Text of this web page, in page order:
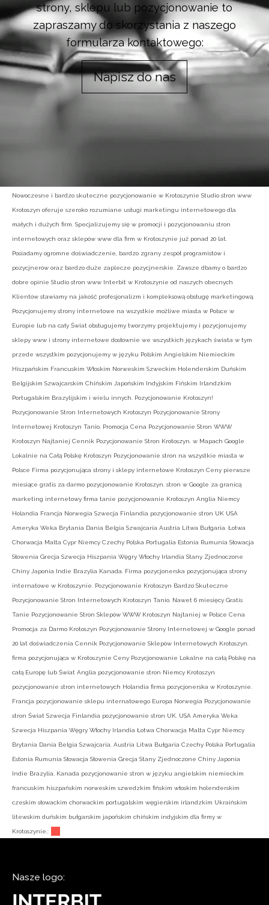
strony, sklepu lub pozycjonowanie to
zapraszamy do skorzystania z naszego
formularza kontaktowego:
Napisz do nas
Nowoczesne i bardzo skuteczne pozycjonowanie w Krotoszynie Studio stron www
Krotoszyn oferuje szeroko rozumiane usługi marketingu internetowego dla
małych i dużych firm. Specjalizujemy się w promocji i pozycjonowaniu stron
internetowych oraz sklepów www dla firm w Krotoszynie już ponad 20 lat.
Posiadamy ogromne doświadczenie, bardzo zgrany zespół programistów i
pozycjnerów oraz bardzo duże zaplecze pozycjnerskie. Zawsze dbamy o bardzo
dobre opinie Studio stron www Interbit w Krotoszynie od naszych obecnych
Klientów stawiamy na jakość profesjonalizm i kompleksową obsługę marketingową.
Pozycjonujemy strony internetowe na wszystkie możliwe miasta w Polsce w
Europie lub na cały Świat obsługujemy tworzymy projektujemy i pozycjonujemy
sklepy www i strony internetowe dosłownie we wszystkich językach świata w tym
przede wszystkim pozycjonujemy w języku Polskim Angielskim Niemieckim
Hiszpańskim Francuskim Włoskim Norweskim Szweckim Holenderskim Duńskim
Belgijskim Szwajcarskim Chińskim Japońskim Indyjskim Fińskim Irlandzkim
Portugalskim Brazylijskim i wielu innych. Pozycjonowanie Krotoszyn!
Pozycjonowanie Stron Internetowych Krotoszyn Pozycjonowanie Strony
Internetowej Krotoszyn Tanio. Promocja Cena Pozycjonowanie Stron WWW
Krotoszyn Najtaniej Cennik Pozycjonowanie Stron Krotoszyn. w Mapach Google
Lokalnie na Całą Polskę Krotoszyn Pozycjonowanie stron na wszystkie miasta w
Polsce Firma pozycjonująca strony i sklepy internetowe Krotoszyn Ceny pierwsze
miesiące gratis za darmo pozycjonowanie Krotoszyn. stron w Google za granicą
marketing internetowy firma tanie pozycjonowanie Krotoszyn Anglia Niemcy
Holandia Francja Norwegia Szwecja Finlandia pozycjonowanie stron UK USA
Ameryka Weka Brytania Dania Belgia Szwajcaria Austria Litwa Bułgaria. Łotwa
Chorwacja Malta Cypr Niemcy Czechy Polska Portugalia Estonia Rumunia Słowacja
Słowenia Grecja Szwecja Hiszpania Węgry Włochy Irlandia Stany Zjednoczone
Chiny Japonia Indie Brazylia Kanada. Firma pozycjonerska pozycjonująca strony
internatowe w Krotoszynie. Pozycjonowanie Krotoszyn Bardzo Skuteczne
Pozycjonowanie Stron Internetowych Krotoszyn Tanio. Nawet 6 miesięcy Gratis
Tanie Pozycjonowanie Stron Sklepów WWW Krotoszyn Najtaniej w Polsce Cena
Promocja za Darmo Krotoszyn Pozycjonowanie Strony Internetowej w Google ponad
20 lat doświadczenia Cennik Pozycjonowanie Sklepów Internetowych Krotoszyn.
firma pozycjonująca w Krotoszynie Ceny Pozycjonowanie Lokalne na całą Polskę na
całą Europę lub Świat Anglia pozycjonowanie stron Niemcy Krotoszyn
pozycjonowanie stron internetowych Holandia firma pozycjonerska w Krotoszynie.
Francja pozycjonowanie sklepu internatowego Europa Norwegia Pozycjonowanie
stron Świat Szwecja Finlandia pozycjonowanie stron UK. USA Ameryka Weka
Szwecja Hiszpania Węgry Włochy Irlandia Łotwa Chorwacja Malta Cypr Niemcy
Brytania Dania Belgia Szwajcaria. Austria Litwa Bułgaria Czechy Polska Portugalia
Estonia Rumunia Słowacja Słowenia Grecja Stany Zjednoczone Chiny Japonia
Indie Brazylia. Kanada pozycjonowanie stron w języku angielskim niemieckim
francuskim hiszpańskim norweskim szwedzkim fińskim włoskim holenderskim
czeskim słowackim chorwackim portugalskim węgierskim irlandzkim Ukraińskim
litewskim duńskim bułgarskim japońskim chińskim indyjskim dla firmy w
Krotoszynie.:
Nasze logo: